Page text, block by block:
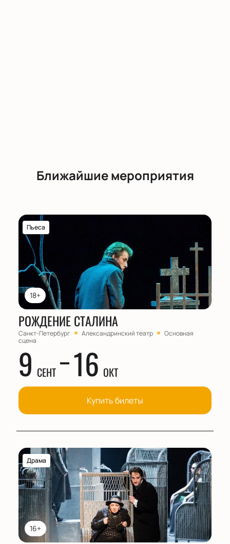
Корпоративным клиентам
возможностью выбора ВИП (VIP)-лож и
индивидуального обслуживания.
Обратите внимание, возможна смена актёрского
состава.
Режиссёр:
Игорь Булыцын, Вячеслав Самодуров
Ближайшие мероприятия
18+
Пьеса
РОЖДЕНИЕ СТАЛИНА
Санкт-Петербург Александринский театр
Основная
сцена
9 СЕНТ 16 ОКТ
Купить билеты
16+
Драма